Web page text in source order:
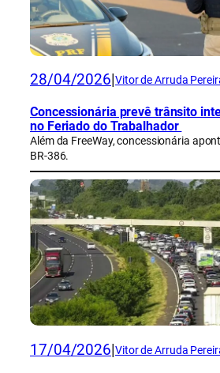
28/04/2026 Vitor de Arruda
Concessionária prevê trânsito
no Feriado do Trabalhador
Além da FreeWay, concessionária
BR-386.
17/04/2026 Vitor de Arruda